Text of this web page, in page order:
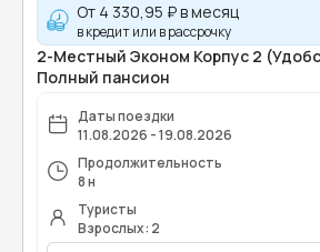
От 4 330,95 ₽в месяц
в кредит или в рассрочку
2-Местный Эконом Корпус 2
Полный пансион
Даты поездки
11.08.2026 - 19.08.2026
Продолжительность
8 н
Туристы
Взрослых: 2